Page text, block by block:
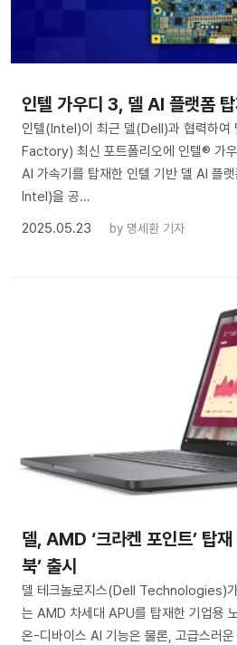
인텔 가우디 3, 델 AI 플랫폼
인텔(Intel)이 최근 델(Dell)과 협력하여
Factory) 최신 포트폴리오에 인텔®
AI 가속기를 탑재한 인텔 기반 델 AI
Intel)을 공…
2025.05.23
by 명세환 기자
델, AMD ‘크라켄 포인트’ 탑
북’ 출시
델 테크놀로지스(Dell Technologies)
는 AMD 차세대 APU를 탑재한 기업용
온-디바이스 AI 기능은 물론, 고급스러